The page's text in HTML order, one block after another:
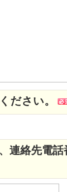
ださい。
連絡先電